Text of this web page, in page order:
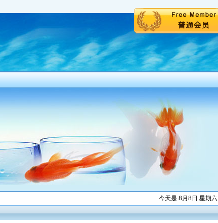
今天是 8月8日 星期六